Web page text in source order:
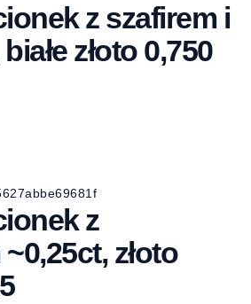
z szafirem i
złoto 0,750
z
złoto